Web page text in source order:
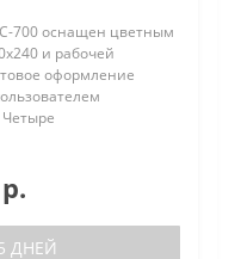
700 оснащен цветным
и рабочей
оформление
ДНЕЙ